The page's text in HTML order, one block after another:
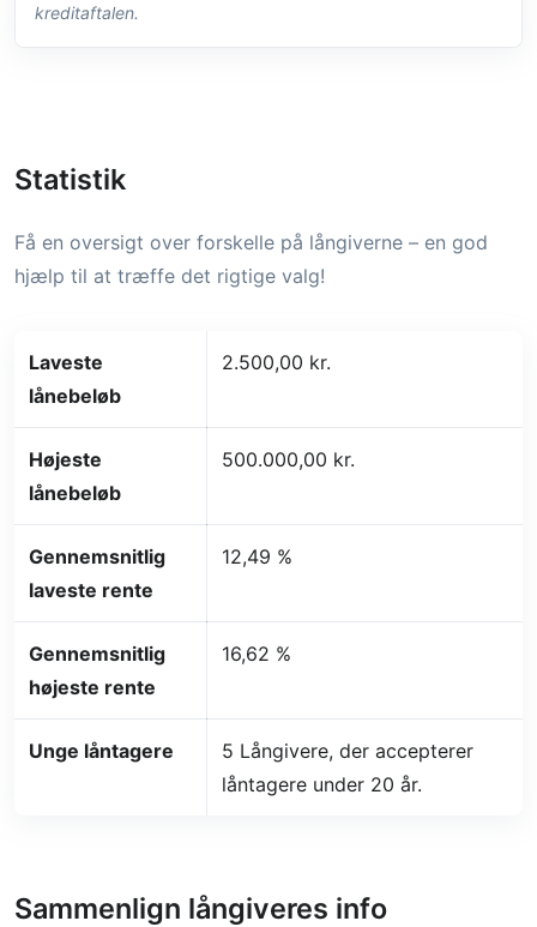
kreditaftalen.
Statistik
Få en oversigt over forskelle på långiverne – en god
hjælp til at træffe det rigtige valg!
Laveste
lånebeløb
2.500,00 kr.
Højeste
lånebeløb
500.000,00 kr.
Gennemsnitlig
laveste rente
12,49 %
Gennemsnitlig
højeste rente
16,62 %
Unge låntagere
5 Långivere, der accepterer
låntagere under 20 år.
Sammenlign långiveres info